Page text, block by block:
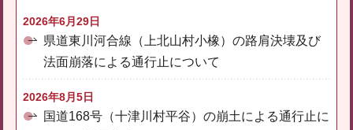
2026年6月29日
県道東川河合線（上北山村小橡）の路肩決壊及び
法面崩落による通行止について
2026年8月5日
国道168号（十津川村平谷）の崩土による通行止に